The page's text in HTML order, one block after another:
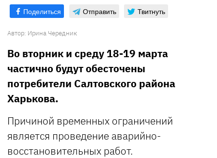
Поделиться Отправить Твитнуть
Автор: Ирина Чередник
Во вторник и среду 18-19 марта
частично будут обесточены
потребители Салтовского района
Харькова.
Причиной временных ограничений
является проведение аварийно-
восстановительных работ.